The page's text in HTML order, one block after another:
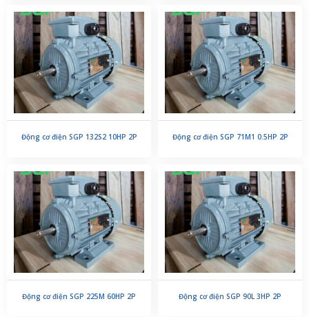
Động cơ điện SGP 132S2 10HP 2P Động cơ điện SGP 71M1 0.5HP 2P
Động cơ điện SGP 225M 60HP 2P Động cơ điện SGP 90L 3HP 2P